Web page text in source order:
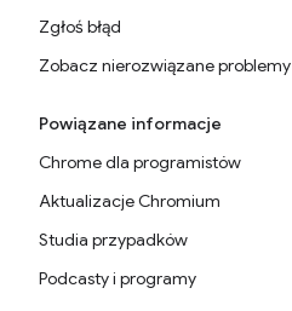
Zgłoś błąd
Zobacz nierozwiązane problemy
Powiązane informacje
Chrome dla programistów
Aktualizacje Chromium
Studia przypadków
Podcasty i programy